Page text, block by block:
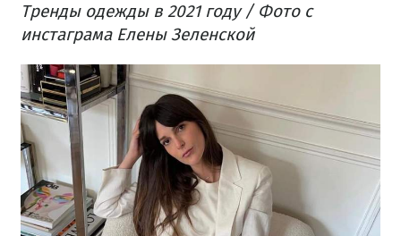
Тренды одежды в 2021 году / Фото с
инстаграма Елены Зеленской